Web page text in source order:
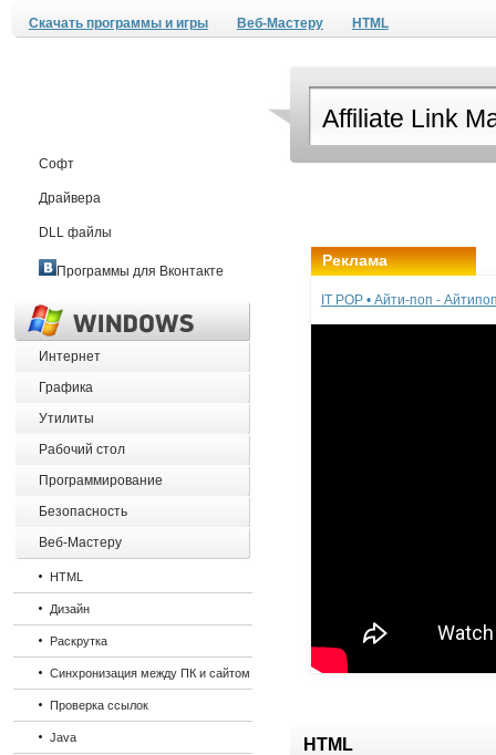
Скачать программы и игры Веб-Мастеру HTML
Софт
Драйвера
DLL файлы
Программы для Вконтакте
Интернет
Графика
Утилиты
Рабочий стол
Программирование
Безопасность
Веб-Мастеру
HTML
Дизайн
Раскрутка
Синхронизация между ПК и сайтом
Проверка ссылок
Java
Реклама
IT POP • Айти-поп -
HTML